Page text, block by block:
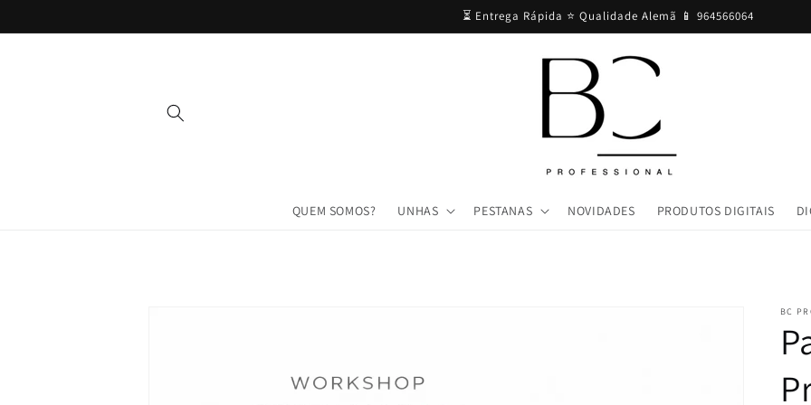
conteúdo
⏳ Entrega Rápida ⭐ Qualidade Alemã 📱 964566064
QUEM SOMOS? UNHAS PESTANAS NOVIDADES PRODUTOS DIGITAIS
BC